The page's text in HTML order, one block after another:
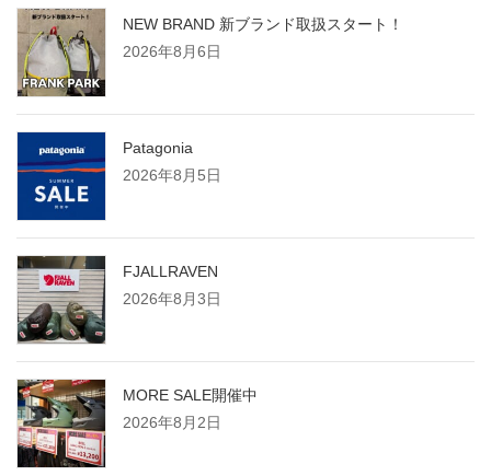
NEW BRAND 新ブランド取扱スタート！
2026年8月6日
Patagonia
2026年8月5日
FJALLRAVEN
2026年8月3日
MORE SALE開催中
2026年8月2日